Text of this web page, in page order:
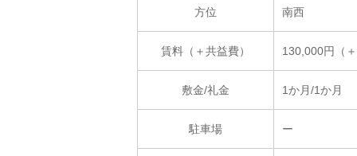
方位 南西
賃料（＋共益費） 130,000円（
敷金/礼金 1か月/1か月
駐車場 ー